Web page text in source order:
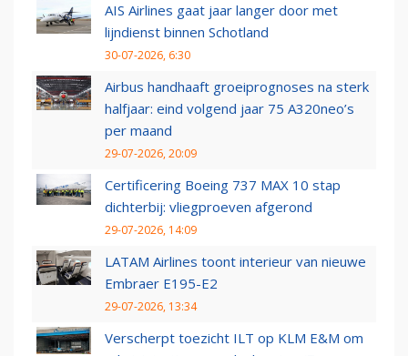
AIS Airlines gaat jaar langer door met
lijndienst binnen Schotland
30-07-2026, 6:30
Airbus handhaaft groeiprognoses na sterk
halfjaar: eind volgend jaar 75 A320neo’s
per maand
29-07-2026, 20:09
Certificering Boeing 737 MAX 10 stap
dichterbij: vliegproeven afgerond
29-07-2026, 14:09
LATAM Airlines toont interieur van nieuwe
Embraer E195-E2
29-07-2026, 13:34
Verscherpt toezicht ILT op KLM E&M om